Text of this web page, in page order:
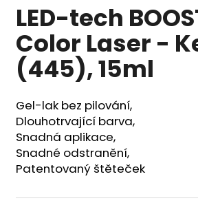
LED-tech
Color Laser -
(445), 15ml
Gel-lak bez pilování,
Dlouhotrvající barva,
Snadná aplikace,
Snadné odstranění,
Patentovaný štěteček